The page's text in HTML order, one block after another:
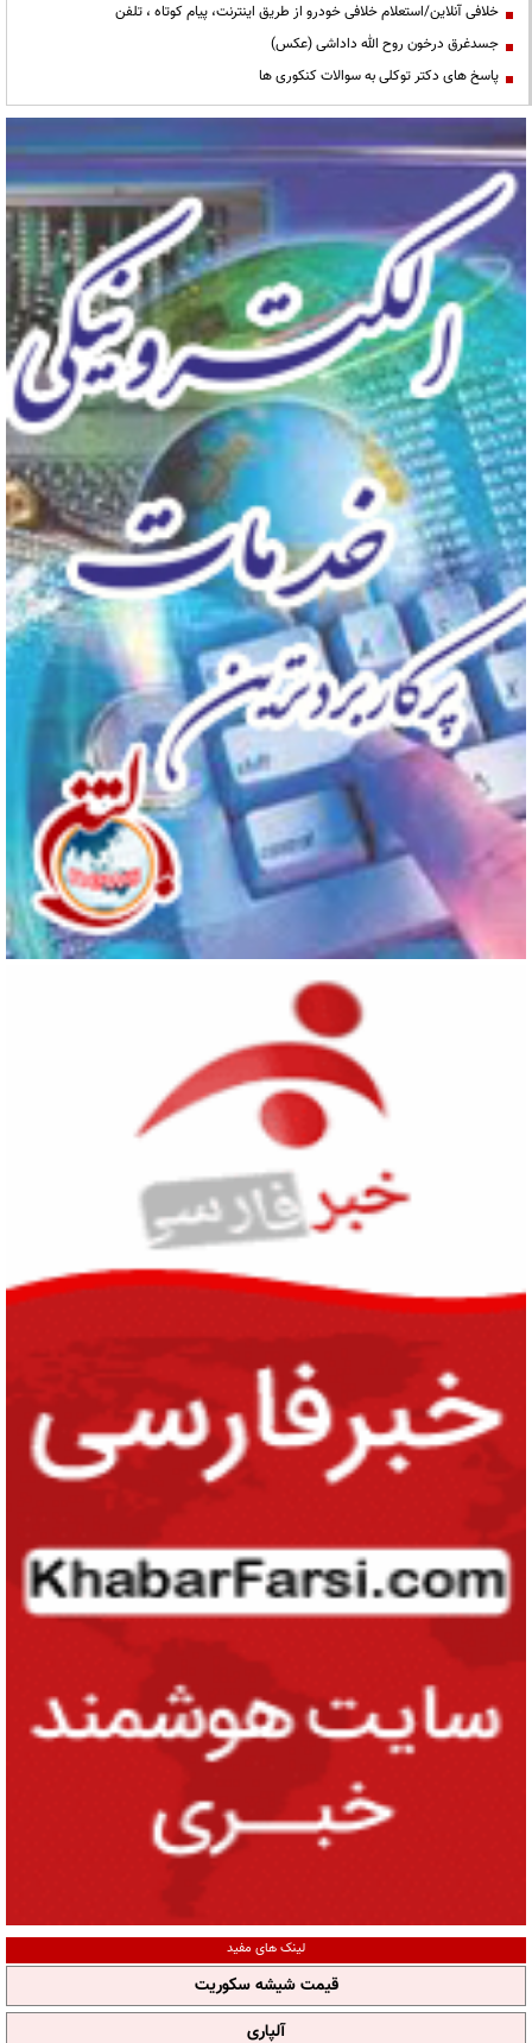
خلافی آنلاین/استعلام خلافی خودرو از طریق اینترنت، پیام کوتاه ، تلفن
جسدغرق درخون روح الله داداشی (عکس)
پاسخ های دکتر توکلی به سوالات کنکوری ها
لینک های مفید
قیمت شیشه سکوریت
آلپاری